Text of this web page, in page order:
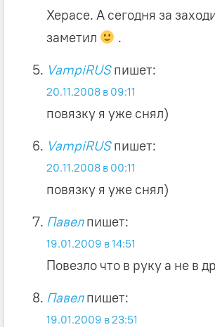
Херасе. А сегодня за
заметил
.
VampiRUSпишет:
20.11.2008 в 09:11
повязку я уже снял)
VampiRUSпишет:
20.11.2008 в 00:11
повязку я уже снял)
Павелпишет:
19.01.2009 в 14:51
Повезло что в руку а не в
Павелпишет:
19.01.2009 в 23:51